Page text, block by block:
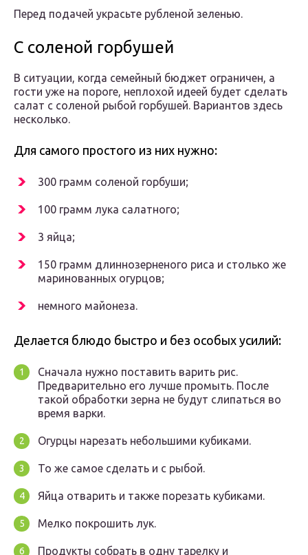
Перед подачей украсьте рубленой зеленью.
С соленой горбушей
В ситуации, когда семейный бюджет ограничен, а
гости уже на пороге, неплохой идеей будет сделать
салат с соленой рыбой горбушей. Вариантов здесь
несколько.
Для самого простого из них нужно:
300 грамм соленой горбуши;
100 грамм лука салатного;
3 яйца;
150 грамм длиннозерненого риса и столько же
маринованных огурцов;
немного майонеза.
Делается блюдо быстро и без особых усилий:
Сначала нужно поставить варить рис.
Предварительно его лучше промыть. После
такой обработки зерна не будут слипаться во
время варки.
Огурцы нарезать небольшими кубиками.
То же самое сделать и с рыбой.
Яйца отварить и также порезать кубиками.
Мелко покрошить лук.
Продукты собрать в одну тарелку и